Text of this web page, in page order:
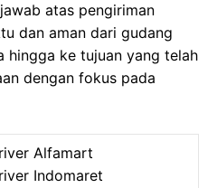
atas pengiriman
dan aman dari gudang
hingga ke tujuan yang telah
dengan fokus pada
Alfamart
Indomaret